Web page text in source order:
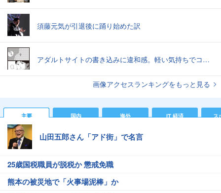
須藤元気が引退後に踊り始めた訳
アダルトサイトの書き込みに違和感。軽い気持ちでコメントしてみると…／近畿地方のある場所について（1）
画像アクセスランキングをもっと見る
主要 国内 海外 IT 経済 ス
山田五郎さん「アド街」で名言
25歳国税職員が脱税か 懲戒免職
熊本の被災地で「火事場泥棒」か